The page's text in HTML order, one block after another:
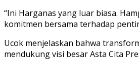
“Ini Harganas yang luar biasa.
komitmen bersama terhadap
Ucok menjelaskan bahwa
mendukung visi besar Asta Cita